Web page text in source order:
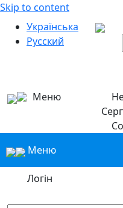
Skip to content
Українська
Русский
Меню
Меню
Логін